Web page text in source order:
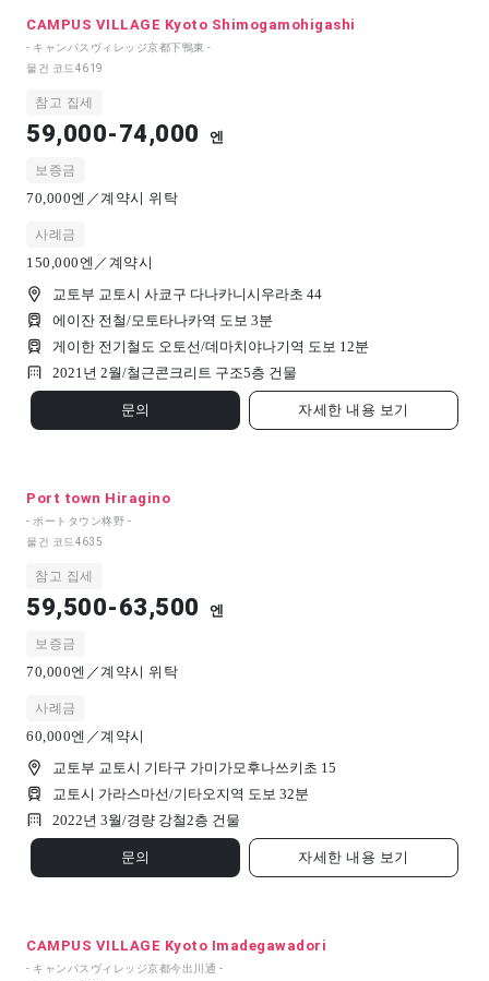
CAMPUS VILLAGE Kyoto Shimogamohigashi
- キャンパスヴィレッジ京都下鴨東 -
물건 코드 4619
참고 집세
59,000-74,000 엔
보증금
70,000엔／계약시 위탁
사례금
150,000엔／계약시
교토부 교토시 사쿄구 다나카니시우라초 44
에이잔 전철/모토타나카역 도보 3분
게이한 전기철도 오토선/데마치야나기역 도보 12분
2021년 2월/철근콘크리트 구조5층 건물
문의 자세한 내용 보기
Port town Hiragino
- ポートタウン柊野 -
물건 코드 4635
참고 집세
59,500-63,500 엔
보증금
70,000엔／계약시 위탁
사례금
60,000엔／계약시
교토부 교토시 기타구 가미가모후나쓰키초 15
교토시 가라스마선/기타오지역 도보 32분
2022년 3월/경량 강철2층 건물
문의 자세한 내용 보기
CAMPUS VILLAGE Kyoto Imadegawadori
- キャンパスヴィレッジ京都今出川通 -